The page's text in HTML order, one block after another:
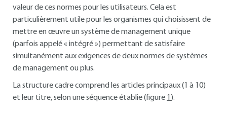
valeur de ces normes pour les utilisateurs. Cela est
particulièrement utile pour les organismes qui choisissent de
mettre en œuvre un système de management unique
(parfois appelé « intégré ») permettant de satisfaire
simultanément aux exigences de deux normes de systèmes
de management ou plus.
La structure cadre comprend les articles principaux (1 à 10)
et leur titre, selon une séquence établie (figure 1 ).